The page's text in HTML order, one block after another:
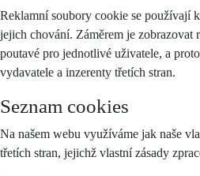
Reklamní soubory cookie se používají
jejich chování. Záměrem je zobrazovat
poutavé pro jednotlivé uživatele, a
vydavatele a inzerenty třetích stran.
Seznam cookies
Na našem webu využíváme jak naše
třetích stran, jejichž vlastní zásady